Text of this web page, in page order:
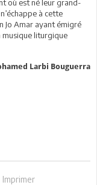
où est né leur grand-
à cette
Jo Amar ayant émigré
musique liturgique
Larbi Bouguerra
Imprimer